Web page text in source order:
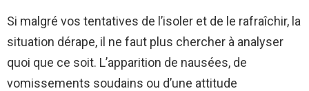
Si malgré vos tentatives de l’isoler et de le rafraîchir, la
situation dérape, il ne faut plus chercher à analyser
quoi que ce soit. L’apparition de nausées, de
vomissements soudains ou d’une attitude